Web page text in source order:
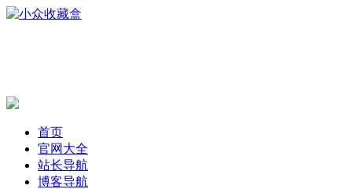
首页
官网大全
站长导航
博客导航